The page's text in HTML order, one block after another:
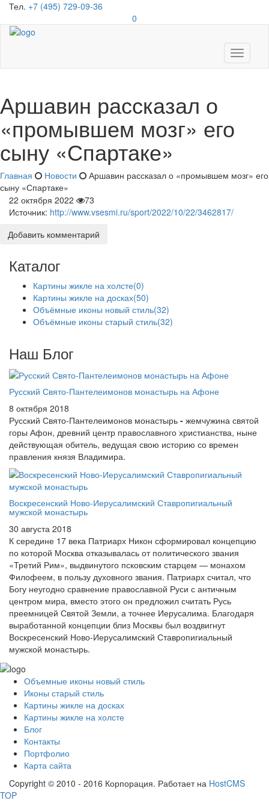
Тел. +7 (495) 729-09-36
0
Toggle
Аршавин рассказал о
«промывшем мозг» его
сыну «Спартаке»
Главная Новости
Аршавин рассказал о «промывшем мозг» его
сыну «Спартаке»
22 октября 2022
73
Источник: http://www.vsesmi.ru/sport/2022/10/22/3462817/
Добавить комментарий
Каталог
Картины жикле на холсте(0)
Картины жикле на досках(50)
Объёмные иконы новый стиль(32)
Объёмные иконы старый стиль(32)
Наш Блог
Русский Свято-Пантелеимонов монастырь на Афоне
8 октября 2018
Русский Свято-Пантелеимонов монастырь - жемчужина святой
горы Афон, древний центр православного христианства, ныне
действующая обитель, ведущая свою историю со времен
правления князя Владимира.
Воскресенский Ново-Иерусалимский Ставропигиальный
мужской монастырь
30 августа 2018
К середине 17 века Патриарх Никон сформировал концепцию
по которой Москва отказывалась от политического звания
«Третий Рим», выдвинутого псковским старцем — монахом
Филофеем, в пользу духовного звания. Патриарх считал, что
Богу неугодно сравнение православной Руси с античным
центром мира, вместо этого он предложил считать Русь
преемницей Святой Земли, а точнее Иерусалима. Благодаря
выработанной концепции близ Москвы был воздвигнут
Воскресенский Ново-Иерусалимский Ставропигиальный
мужской монастырь.
Объемные иконы новый стиль
Иконы старый стиль
Картины жикле на досках
Картины жикле на холсте
Блог
Контакты
Портфолио
Карта сайта
Copyright © 2010 - 2016 Корпорация. Работает на HostCMS
TOP